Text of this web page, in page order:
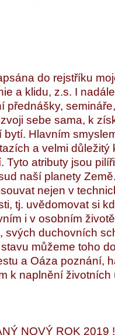
do rejstříku
a klidu, z.s. I
přednášky,
sebe sama, k
Hlavním
a velmi důležitý
Tyto atributy jsou
naší planety
nejen v
tj. uvědomovat si
i v osobním
svých duchovních
můžeme toho
a Oáza poznání,
k naplnění životních
NOVÝ ROK 2019 !